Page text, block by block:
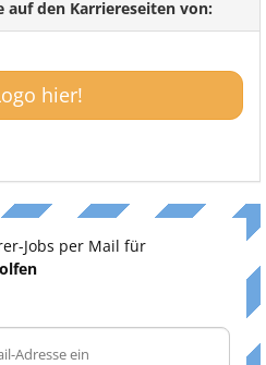
den Karriereseiten von:
hier!
Jobs per Mail für